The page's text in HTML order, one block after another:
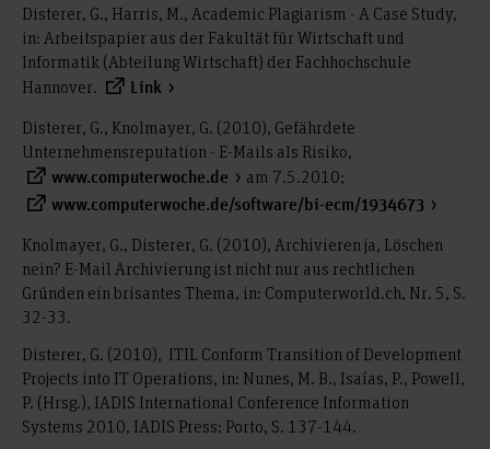
Disterer, G., Harris, M., Academic Plagiarism - A Case Study,
in: Arbeitspapier aus der Fakultät für Wirtschaft und
Informatik (Abteilung Wirtschaft) der Fachhochschule
Hannover.
Link
Disterer, G., Knolmayer, G. (2010), Gefährdete
Unternehmensreputation - E-Mails als Risiko,
www.computerwoche.de am 7.5.2010;
www.computerwoche.de/software/bi-ecm/1934673
Knolmayer, G., Disterer, G. (2010), Archivieren ja, Löschen
nein? E-Mail Archivierung ist nicht nur aus rechtlichen
Gründen ein brisantes Thema, in: Computerworld.ch, Nr. 5, S.
32-33.
Disterer, G. (2010), ITIL Conform Transition of Development
Projects into IT Operations, in: Nunes, M. B., Isaías, P., Powell,
P. (Hrsg.), IADIS International Conference Information
Systems 2010, IADIS Press: Porto, S. 137-144.